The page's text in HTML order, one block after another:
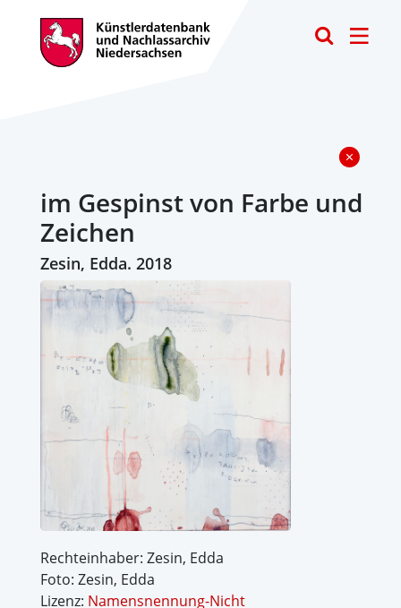
im Gespinst von Farbe und
Zeichen
Zesin, Edda. 2018
Rechteinhaber: Zesin, Edda
Foto: Zesin, Edda
Lizenz: Namensnennung-Nicht